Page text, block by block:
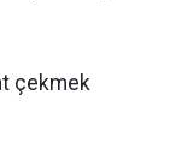
çekmek